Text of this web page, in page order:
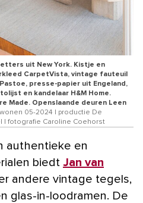
uit New York. Kistje en
CarpetVista, vintage fauteuil
presse-papier uit Engeland,
en kandelaar H&M Home.
Made. Openslaande deuren Leen
05-2024 | productie De
| fotografie Caroline Coehorst
authentieke en
biedt Jan van
andere vintage tegels,
glas-in-loodramen. De